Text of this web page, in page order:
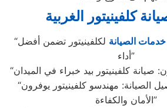
كلفينيتور الغربية
خدمات الصيانة لكلفينيتور تضمن أفضل
أداء”
“جودة في كل تفاصيل الصيانة: مهندسو كلفينيتور يوفرون
الأمان والكفاءة”